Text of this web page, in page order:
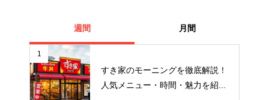
週間 月間
1
すき家のモーニングを徹底解説！
人気メニュー・時間・魅力を紹...